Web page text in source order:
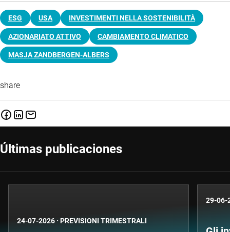
ESG USA INVESTIMENTI NELLA SOSTENIBILITÀ
AZIONARIATO ATTIVO CAMBIAMENTO CLIMATICO
MASJA ZANDBERGEN-ALBERS
share
Últimas publicaciones
24-07-2026 · PREVISIONI TRIMESTRALI
29-06-